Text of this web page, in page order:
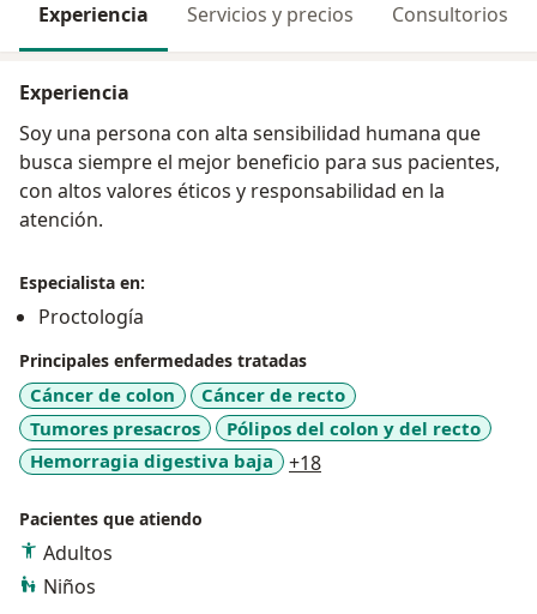
Experiencia Servicios y precios Consultorios
Experiencia
Soy una persona con alta sensibilidad humana que
busca siempre el mejor beneficio para sus pacientes,
con altos valores éticos y responsabilidad en la
atención.
Especialista en:
Proctología
Principales enfermedades tratadas
Cáncer de colon
Cáncer de recto
Tumores presacros
Pólipos del colon y del recto
Hemorragia digestiva baja
+18a11y_sr_more_diseases
Pacientes que atiendo
Adultos
Niños